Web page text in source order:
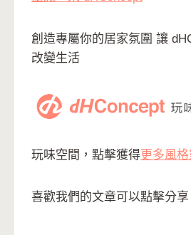
創造專屬你的居家氛圍 讓
改變生活
玩味空間，點擊獲得更多風
喜歡我們的文章可以點擊分享